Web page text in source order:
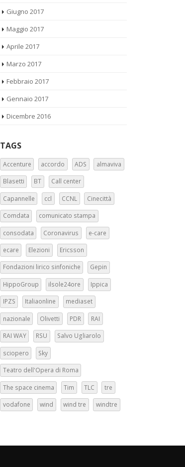
Aprile 2017
Febbraio 2017
Dicembre 2016
TAGS
Accenture accordo ADS almaviva
Blasetti BT Call center
Capannelle ccl CCNL Cinecittà
Comdata comunicato stampa
consodata Coronavirus e-care
ecare Elezioni Ericsson
Fondazioni lirico sinfoniche Gepin
HippoGroup ilsole24ore Ippica
IPZS Italiaonline mediaset
nazionale Olivetti PDR RAI
RAI WAY RSU Salvo Ugliarolo
sciopero Sky
Teatro dell'Opera di Roma
The space cinema Tim TLC tre
vodafone wind wind tre windtre